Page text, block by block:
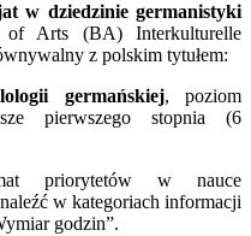
w dziedzinie germanistyki
of Arts (BA) Interkulturelle
z polskim tytułem:
germańskiej, poziom
pierwszego stopnia (6
priorytetów w nauce
w kategoriach informacji
godzin”.